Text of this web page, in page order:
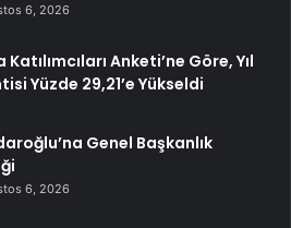
6, 2026
Anketi’ne Göre, Yıl
Yüzde 29,21’e Yükseldi
Genel Başkanlık
6, 2026